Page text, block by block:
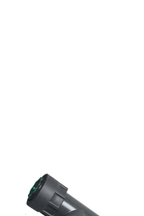
Nourrice 3 voies
En savoir plus SKU:120134